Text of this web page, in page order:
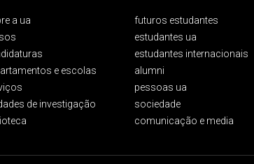
a ua
e escolas
de investigação
futuros estudantes
estudantes ua
estudantes internacionais
alumni
pessoas ua
sociedade
comunicação e media